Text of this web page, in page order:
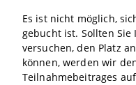
Es ist nicht möglich,
gebucht ist. Sollten
versuchen, den Platz
können, werden wir
Teilnahmebeitrages